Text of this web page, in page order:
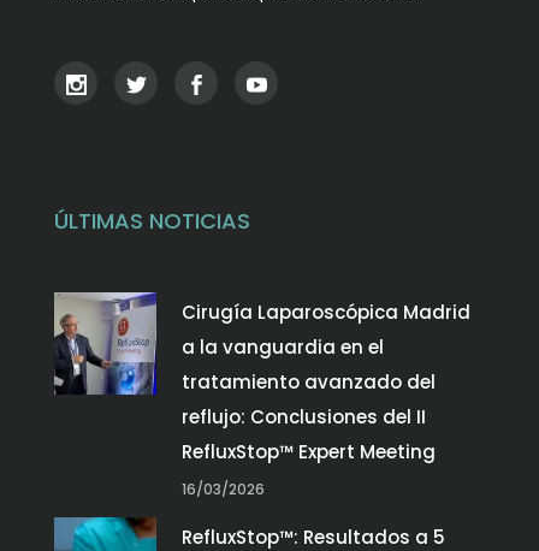
ÚLTIMAS NOTICIAS
Cirugía Laparoscópica Madrid
a la vanguardia en el
tratamiento avanzado del
reflujo: Conclusiones del II
RefluxStop™ Expert Meeting
16/03/2026
RefluxStop™: Resultados a 5